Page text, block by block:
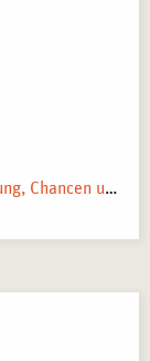
Heilpraktiker für Psychotherapie: Ausbildung, Chancen und dein Weg zum Traumberuf